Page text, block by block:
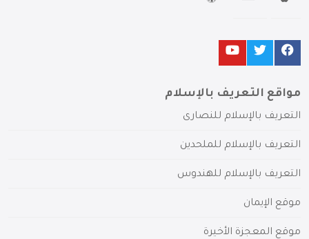
مواقع التعريف بالإسلام
التعريف بالإسلام للنصارى
التعريف بالإسلام للملحدين
التعريف بالإسلام للهندوس
موقع الإيمان
موقع المعجزة الأخيرة